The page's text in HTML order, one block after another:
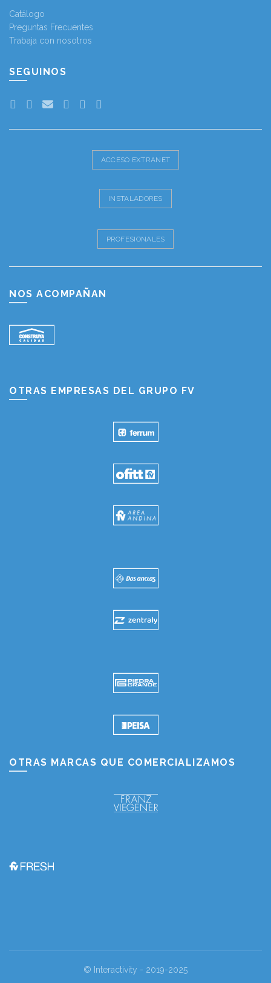
Catálogo
Preguntas Frecuentes
Trabaja con nosotros
SEGUINOS
ACCESO EXTRANET
INSTALADORES
PROFESIONALES
NOS ACOMPAÑAN
OTRAS EMPRESAS DEL GRUPO FV
OTRAS MARCAS QUE COMERCIALIZAMOS
© Interactivity - 2019-2025